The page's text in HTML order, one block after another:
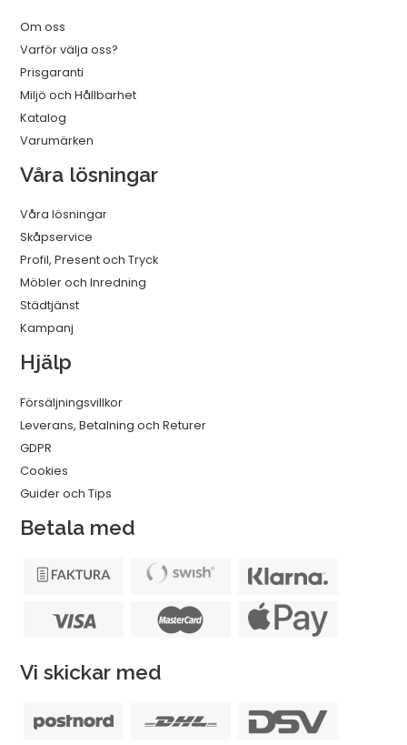
Om oss
Varför välja oss?
Prisgaranti
Miljö och Hållbarhet
Katalog
Varumärken
Våra lösningar
Våra lösningar
Skåpservice
Profil, Present och Tryck
Möbler och Inredning
Städtjänst
Kampanj
Hjälp
Försäljningsvillkor
Leverans, Betalning och Returer
GDPR
Cookies
Guider och Tips
Betala med
Vi skickar med